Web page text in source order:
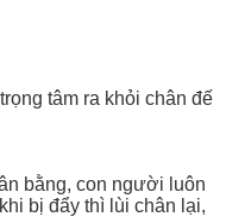
tâm ra khỏi chân đế
bằng, con người luôn
bị đẩy thì lùi chân lại,